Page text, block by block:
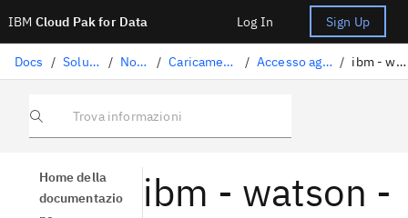
IBM Cloud Pak for Data Log In Sign Up
Docs / Soluzioni di data science / Notebook e script / Caricamento e accesso ai dati in un notebook / Accesso agli asset del progetto con ibm - watson - studio - lib / ibm - watson - studio - lib for Python
Trova informazioni
Home della
documentazio
ibm - watson -